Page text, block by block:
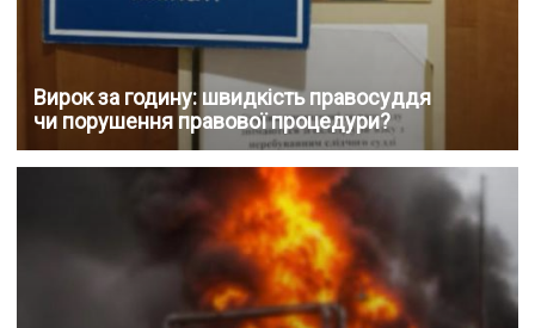
Вирок за годину: швидкість правосуддя
чи порушення правової процедури?